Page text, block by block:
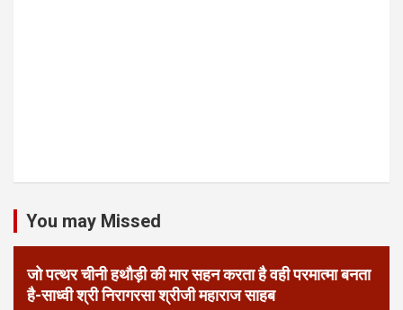
You may Missed
जो पत्थर चीनी हथौड़ी की मार सहन करता है वही परमात्मा बनता
है-साध्वी श्री निरागरसा श्रीजी महाराज साहब